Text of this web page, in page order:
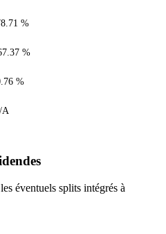
%
%
%
A
éventuels splits intégrés à